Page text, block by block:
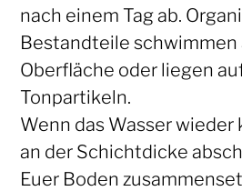
nach einem Tag ab.
Bestandteile schwimmen
Oberfläche oder liegen
Tonpartikeln.
Wenn das Wasser wieder
an der Schichtdicke
Euer Boden